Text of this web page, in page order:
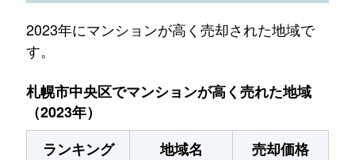
2023年にマンションが高く売却された地域で
す。
札幌市中央区でマンションが高く売れた地域
（2023年）
ランキング
地域名
売却価格